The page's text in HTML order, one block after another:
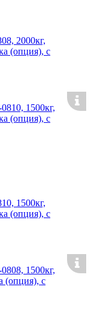
2000кг,
(опция), с
1500кг,
(опция), с